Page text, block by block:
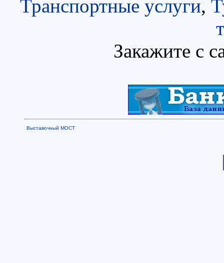
Транспортные услуги,
Закажите с
Выставочный МОСТ